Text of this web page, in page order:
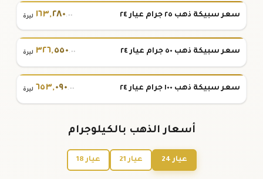
سعر سبيكة ذهب ٢٥ جرام عيار ٢٤ ١٦٣,٢٨٠.٠٠ ليرة
سعر سبيكة ذهب ٥٠ جرام عيار ٢٤ ٣٢٦,٥٥٠.٠٠ ليرة
سعر سبيكة ذهب ١٠٠ جرام عيار ٢٤ ٦٥٣,٠٩٠.٠٠ ليرة
أسعار الذهب بالكيلوجرام
عيار 24 عيار 21 عيار 18